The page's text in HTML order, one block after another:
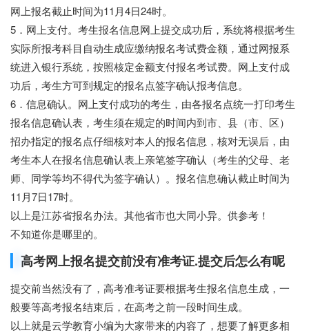
网上报名截止时间为11月4日24时。
5．网上支付。考生报名信息网上提交成功后，系统将根据考生
实际所报考科目自动生成应缴纳报名考试费金额，通过网报系
统进入银行系统，按照核定金额支付报名考试费。网上支付成
功后，考生方可到规定的报名点签字确认报考信息。
6．信息确认。网上支付成功的考生，由各报名点统一打印考生
报名信息确认表，考生须在规定的时间内到市、县（市、区）
招办指定的报名点仔细核对本人的报名信息，核对无误后，由
考生本人在报名信息确认表上亲笔签字确认（考生的父母、老
师、同学等均不得代为签字确认）。报名信息确认截止时间为
11月7日17时。
以上是江苏省报名办法。其他省市也大同小异。供参考！
不知道你是哪里的。
高考网上报名提交前没有准考证.提交后怎么有呢
提交前当然没有了，高考准考证要根据考生报名信息生成，一
般要等高考报名结束后，在高考之前一段时间生成。
以上就是云学教育小编为大家带来的内容了，想要了解更多相